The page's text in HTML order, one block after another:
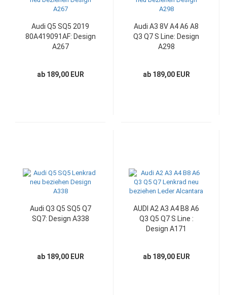
Audi Q5 SQ5 2019
80A419091AF: Design
A267
ab 189,00 EUR
Audi A3 8V A4 A6 A8
Q3 Q7 S Line: Design
A298
ab 189,00 EUR
Audi Q3 Q5 SQ5 Q7
SQ7: Design A338
ab 189,00 EUR
AUDI A2 A3 A4 B8 A6
Q3 Q5 Q7 S Line :
Design A171
ab 189,00 EUR